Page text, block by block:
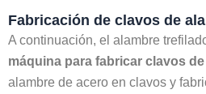
Fabricación de clavos de
A continuación, el alambre
máquina para fabricar clavos
alambre de acero en clavos y